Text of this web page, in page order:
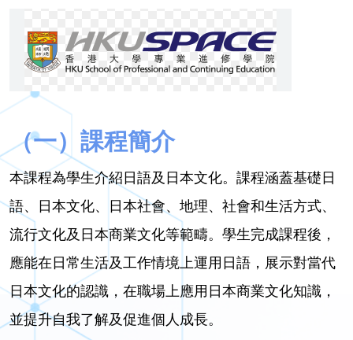
（一）課程簡介
本課程為學生介紹日語及日本文化。課程涵蓋基礎日
語、日本文化、日本社會、地理、社會和生活方式、
流行文化及日本商業文化等範疇。學生完成課程後，
應能在日常生活及工作情境上運用日語，展示對當代
日本文化的認識，在職場上應用日本商業文化知識，
並提升自我了解及促進個人成長。